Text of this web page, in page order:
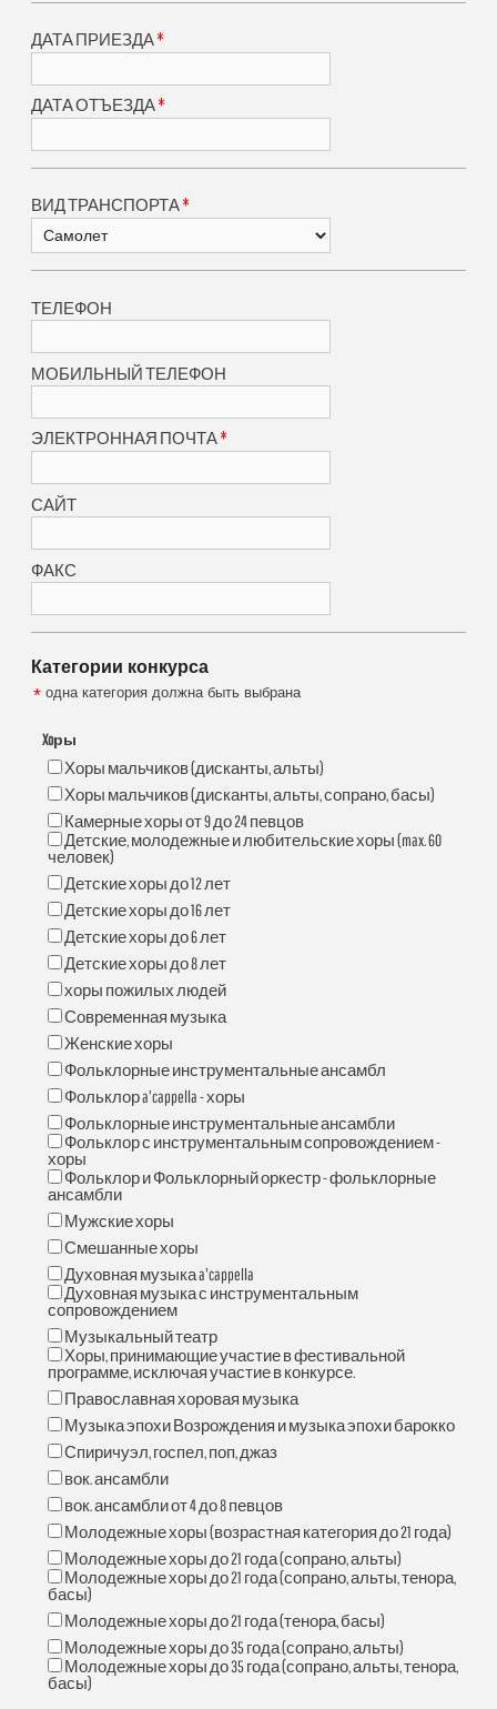
ДАТА ПРИЕЗДА*
ДАТА ОТЪЕЗДА*
ВИД ТРАНСПОРТА*
ТЕЛЕФОН
МОБИЛЬНЫЙ ТЕЛЕФОН
ЭЛЕКТРОННАЯ ПОЧТА*
САЙТ
ФАКС
Категории конкурса
* одна категория должна быть выбрана
Xoры
Хоры мальчиков (дисканты, альты)
Хоры мальчиков (дисканты, альты, сопрано, басы)
Камерные хоры от 9 до 24 певцов
Детские, молодежные и любительские хоры (max. 60
человек)
Детские хоры до 12 лет
Детские хоры до 16 лет
Детские хоры до 6 лет
Детские хоры до 8 лет
хоры пожилых людей
Современная музыка
Женские хоры
Фольклорные инструментальные ансамбл
Фольклор a'cappella - хоры
Фольклорные инструментальные ансамбли
Фольклор с инструментальным сопровождением -
хоры
Фольклор и Фольклорный оркестр - фольклорные
ансамбли
Мужские хоры
Смешанные хоры
Духовная музыка a'cappella
Духовная музыка с инструментальным
сопровождением
Музыкальный театр
Хоры, принимающие участие в фестивальной
программе, исключая участие в конкурсе.
Православная хоровая музыка
Музыка эпохи Возрождения и музыка эпохи барокко
Спиричуэл, госпел, поп, джаз
вок. ансамбли
вок. ансамбли от 4 до 8 певцов
Молодежные хоры (возрастная категория до 21 года)
Молодежные хоры до 21 года (сопрано, альты)
Молодежные хоры до 21 года (сопрано, альты, тенора,
басы)
Молодежные хоры до 21 года (тенора, басы)
Молодежные хоры до 35 года (сопрано, альты)
Молодежные хоры до 35 года (сопрано, альты, тенора,
басы)